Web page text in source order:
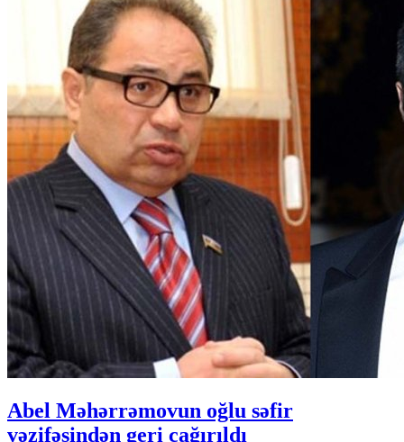
Abel Məhərrəmovun oğlu səfir
vəzifəsindən geri çağırıldı